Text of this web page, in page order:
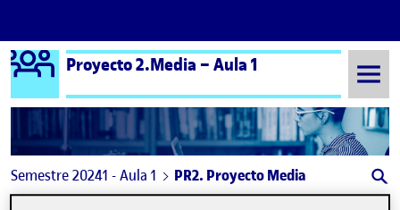
Saltar al contenido
Logo Ágora
Proyecto 2.Media – Aula 1
Semestre 20241 - Aula 1 PR2. Proyecto Media